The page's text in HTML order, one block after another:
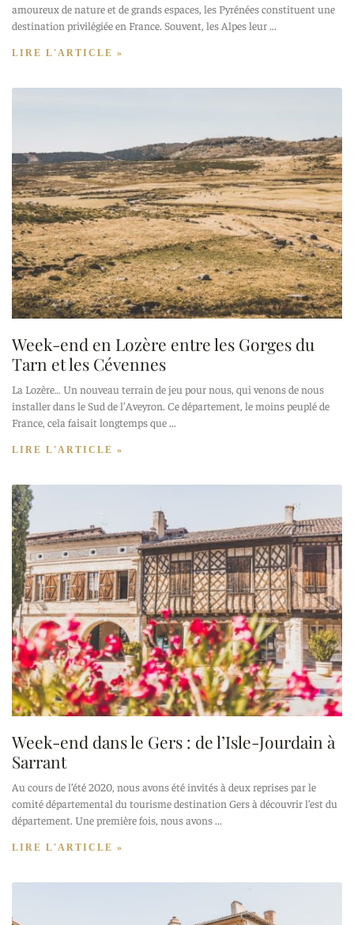
amoureux de nature et de grands espaces, les Pyrénées constituent une
destination privilégiée en France. Souvent, les Alpes leur
LIRE L'ARTICLE »
Week-end en Lozère entre les Gorges du
Tarn et les Cévennes
La Lozère… Un nouveau terrain de jeu pour nous, qui venons de nous
installer dans le Sud de l’Aveyron. Ce département, le moins peuplé de
France, cela faisait longtemps que
LIRE L'ARTICLE »
Week-end dans le Gers : de l’Isle-Jourdain à
Sarrant
Au cours de l’été 2020, nous avons été invités à deux reprises par le
comité départemental du tourisme destination Gers à découvrir l’est du
département. Une première fois, nous avons
LIRE L'ARTICLE »